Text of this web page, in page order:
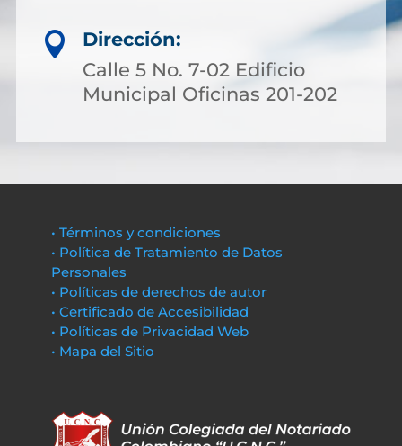

Dirección:
Calle 5 No. 7-02 Edificio
Municipal Oficinas 201-202
• Términos y condiciones
• Política de Tratamiento de Datos
Personales
• Políticas de derechos de autor
• Certificado de Accesibilidad
• Políticas de Privacidad Web
• Mapa del Sitio